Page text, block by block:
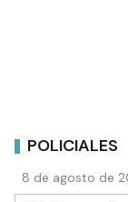
POLICIALES
8 de agosto de